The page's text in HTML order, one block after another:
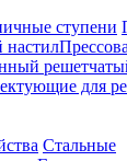
ступени
настил
для
Стальные